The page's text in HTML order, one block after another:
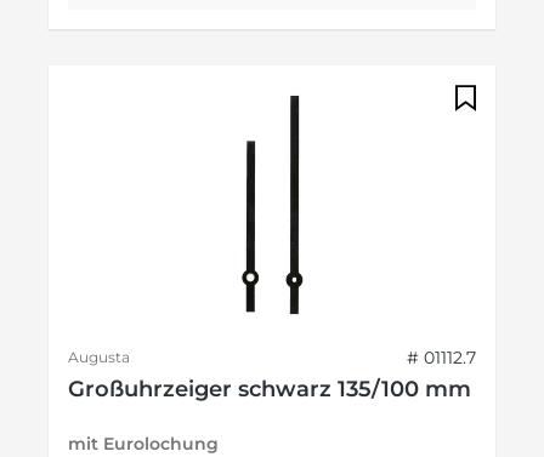
Augusta # 01112.7
Großuhrzeiger schwarz 135/100 mm
mit Eurolochung